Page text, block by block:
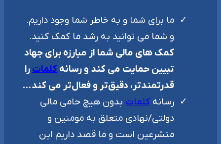
ما برای شما و به خاطر شما وجود داریم.
و شما می توانید به رشد ما کمک کنید.
کمک های مالی شما از مبارزه برای جهاد
تبیین حمایت می کند و رسانه کلماترا
قدرتمندتر، دقیق‌تر و فعال‌تر می کند…
رسانه کلماتبدون هیچ حامی مالی
دولتی/نهادی متعلق به مومنین و
متشرعین است و ما قصد داریم این